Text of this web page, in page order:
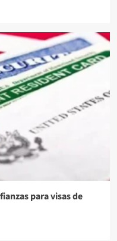
para visas de